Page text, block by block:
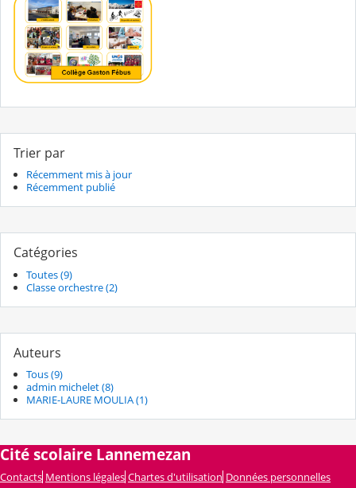
Trier par
Récemment mis à jour
Récemment publié
Catégories
Toutes (9)
Classe orchestre (2)
Auteurs
Tous (9)
admin michelet (8)
MARIE-LAURE MOULIA (1)
Cité scolaire Lannemezan
Contacts Mentions légales Chartes d'utilisation Données personnelles